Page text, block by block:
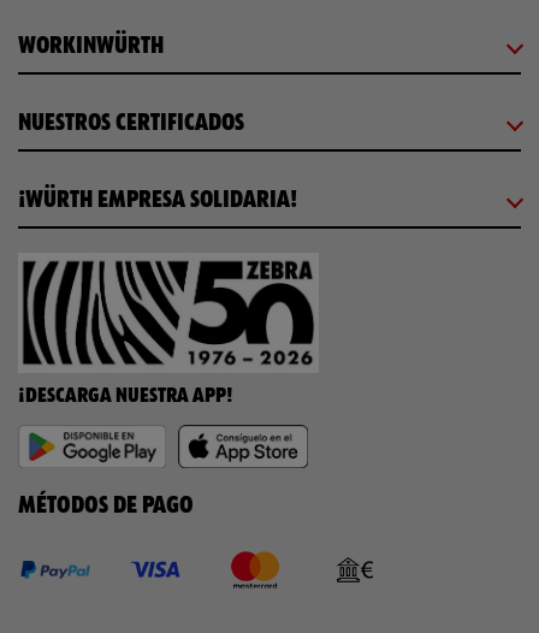
WORKINWÜRTH
NUESTROS CERTIFICADOS
¡WÜRTH EMPRESA SOLIDARIA!
¡DESCARGA NUESTRA APP!
MÉTODOS DE PAGO